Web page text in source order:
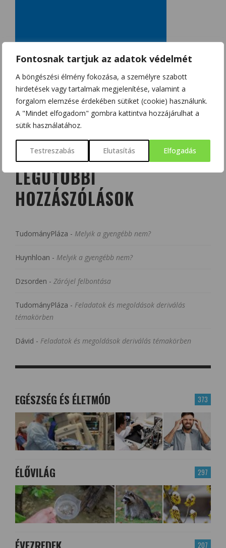
Fontosnak tartjuk az adatok védelmét
A böngészési élmény fokozása, a személyre szabott
hirdetések vagy tartalmak megjelenítése, valamint a
forgalom elemzése érdekében sütiket (cookie) használunk.
A "Mindet elfogadom" gombra kattintva hozzájárulhat a
sütik használatához.
Testreszabás Elutasítás Elfogadás
LEGUTÓBBI
HOZZÁSZÓLÁSOK
TudományPláza - Melyik a gyengébb nem?
Huynhloan - Melyik a gyengébb nem?
Dzsorden - Zárójel felbontása
TudományPláza - Feladatok és megoldások deriválás
témakörben
Dávid - Feladatok és megoldások deriválás témakörben
373
EGÉSZSÉG ÉS ÉLETMÓD
297
ÉLŐVILÁG
207